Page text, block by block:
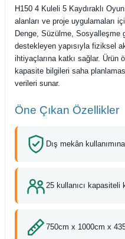
H150 4 Kuleli 5 Kaydıraklı
alanları ve proje uygulamaları
Denge, Süzülme, Sosyalleşme
destekleyen yapısıyla fiziksel
ihtiyaçlarına katkı sağlar. Ürün
kapasite bilgileri saha
verileri sunar.
Öne Çıkan Özellikler
Dış mekân
25 kullanıcı kapasiteli
750cm x 1000cm x